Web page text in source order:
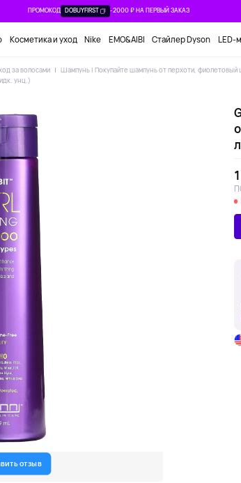
ПРОМОКОД DOBUYFIRST -2000 ₽ НА ПЕРВЫЙ ЗАКАЗ
Косметика и уход Nike EMO&AIBI Стайлер Dyson LED-
за волосами Шампунь | Покупайте шампунь от перхоти,
унц.)